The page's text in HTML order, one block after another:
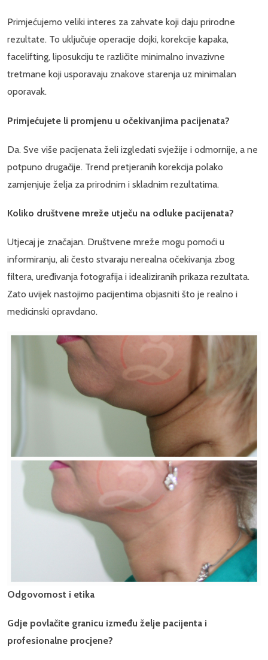
Primjećujemo veliki interes za zahvate koji daju prirodne
rezultate. To uključuje operacije dojki, korekcije kapaka,
facelifting, liposukciju te različite minimalno invazivne
tretmane koji usporavaju znakove starenja uz minimalan
oporavak.
Primjećujete li promjenu u očekivanjima pacijenata?
Da. Sve više pacijenata želi izgledati svježije i odmornije, a ne
potpuno drugačije. Trend pretjeranih korekcija polako
zamjenjuje želja za prirodnim i skladnim rezultatima.
Koliko društvene mreže utječu na odluke pacijenata?
Utjecaj je značajan. Društvene mreže mogu pomoći u
informiranju, ali često stvaraju nerealna očekivanja zbog
filtera, uređivanja fotografija i idealiziranih prikaza rezultata.
Zato uvijek nastojimo pacijentima objasniti što je realno i
medicinski opravdano.
Odgovornost i etika
Gdje povlačite granicu između želje pacijenta i
profesionalne procjene?